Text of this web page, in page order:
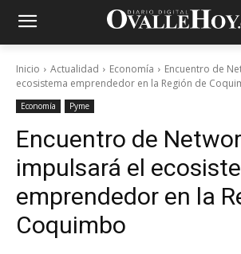
Inicio Actualidad Economía
Encuentro de
ecosistema emprendedor en la Región de
Economía Pyme
Encuentro de
impulsará el
emprendedor en la
Coquimbo